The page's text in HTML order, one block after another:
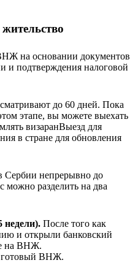
на основании документов
и подтверждения налоговой
до 60 дней. Пока
этапе, вы можете выехать
визаранВыезд для
в стране для обновления
Сербии непрерывно до
разделить на два
недели). После того как
и открыли банковский
на ВНЖ.
готовый ВНЖ.